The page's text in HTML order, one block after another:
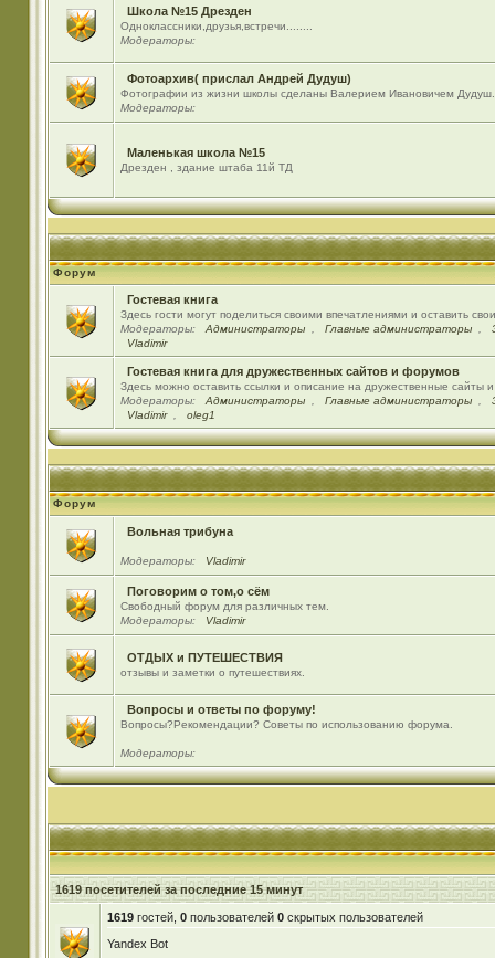
Школа №15 Дрезден
Одноклассники,друзья,встречи........
Модераторы:
Фотоархив( прислал Андрей Дудуш)
Фотографии из жизни школы сделаны Валерием Ивановичем Дудуш.
Модераторы:
Маленькая школа №15
Дрезден , здание штаба 11й ТД
Форум
Гостевая книга
Здесь гости могут поделиться своими впечатлениями и оставить
Модераторы:
Администраторы Главные администраторы
Vladimir
Гостевая книга для дружественных сайтов и форумов
Здесь можно оставить ссылки и описание на дружественные сайты
Модераторы:
Администраторы Главные администраторы
Vladimir
oleg1
Форум
Вольная трибуна
Модераторы: Vladimir
Поговорим о том,о сём
Свободный форум для различных тем.
Модераторы:
Vladimir
ОТДЫХ и ПУТЕШЕСТВИЯ
отзывы и заметки о путешествиях.
Вопросы и ответы по форуму!
Вопросы?Рекомендации? Советы по использованию форума.
Модераторы:
1619 посетителей за последние 15 минут
1619гостей, 0пользователей 0скрытых пользователей
Yandex Bot